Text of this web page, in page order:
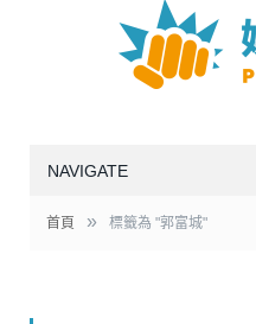
NAVIGATE
首頁 » 標籤為 "郭富城"